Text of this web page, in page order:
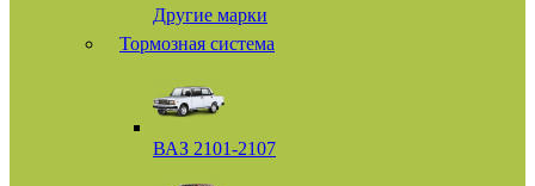
Другие марки
Тормозная система
ВАЗ 2101-2107